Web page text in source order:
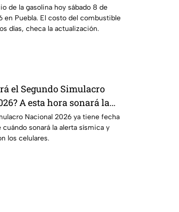
de la gasolina hoy sábado 8 de
en Puebla. El costo del combustible
días, checa la actualización.
el Segundo Simulacro
A esta hora sonará la
Nacional 2026 ya tiene fecha
cuándo sonará la alerta sísmica y
los celulares.